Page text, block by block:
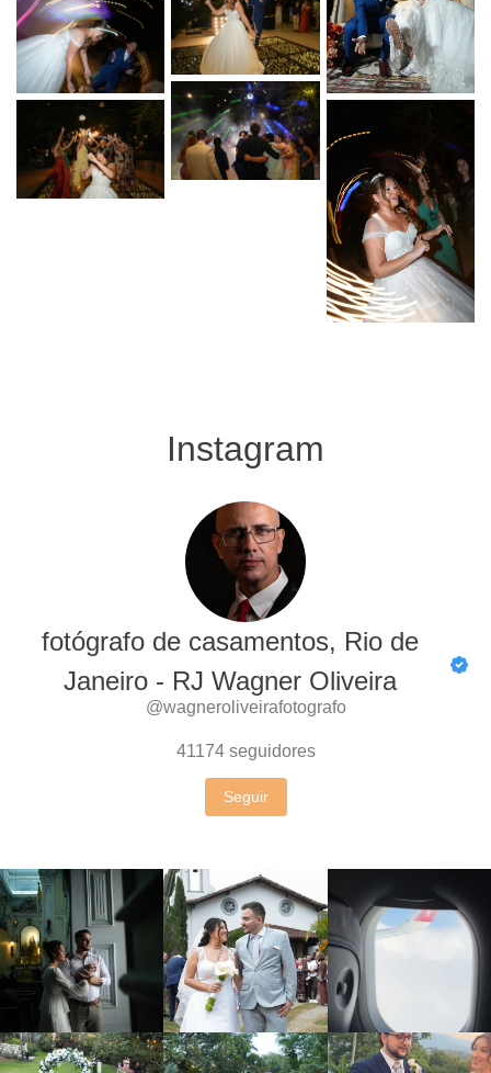
Instagram
fotógrafo de casamentos, Rio de
Janeiro - RJ Wagner Oliveira
@wagneroliveirafotografo
41174 seguidores
Seguir